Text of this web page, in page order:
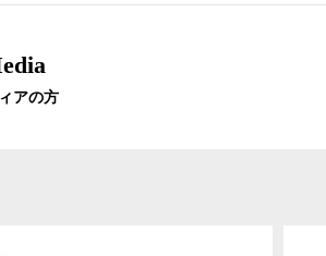
アの方